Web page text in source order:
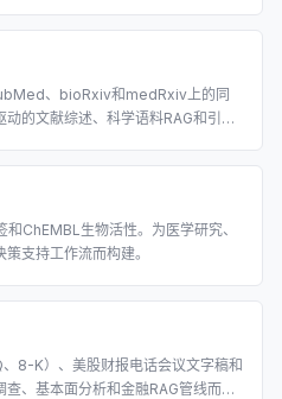
、bioRxiv和medRxiv上的同
的文献综述、科学语料RAG和引用
ChEMBL生物活性。为医学研究、
支持工作流而构建。
8-K）、美股财报电话会议文字稿和
、基本面分析和金融RAG管线而构